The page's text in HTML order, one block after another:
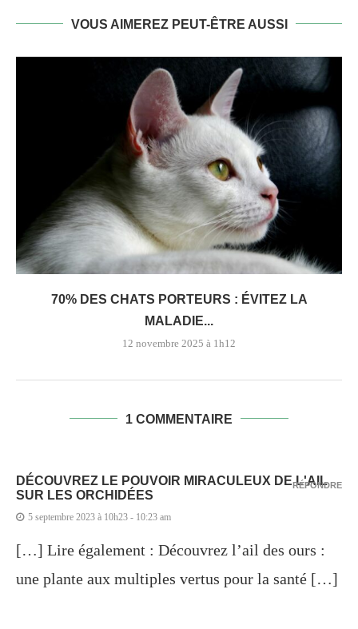
VOUS AIMEREZ PEUT-ÊTRE AUSSI
70% DES CHATS PORTEURS : ÉVITEZ LA
MALADIE...
12 novembre 2025 à 1h12
1 COMMENTAIRE
DÉCOUVREZ LE POUVOIR MIRACULEUX DE L'AIL
SUR LES ORCHIDÉES
5 septembre 2023 à 10h23 - 10:23 am
[…] Lire également : Découvrez l’ail des ours :
une plante aux multiples vertus pour la santé […]
RÉPONDRE